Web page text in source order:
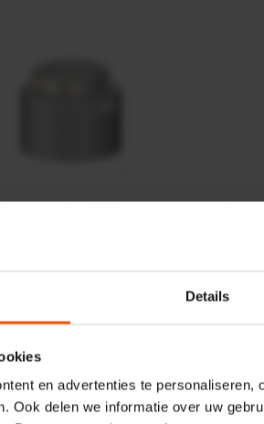
Details
en advertenties te
Ook delen we informatie over uw
Baltrotors